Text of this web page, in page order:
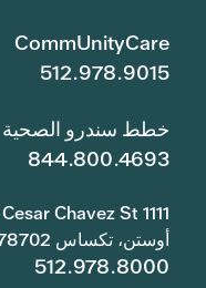
CommUnityCare
512.978.9015
خطط سندرو الصحية
844.800.4693
1111 East Cesar Chavez St. 1111 East Cesar Chavez St.
أوستن، تكساس 78702
512.978.8000